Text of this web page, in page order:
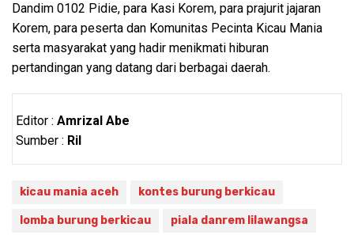
Dandim 0102 Pidie, para Kasi Korem, para prajurit jajaran
Korem, para peserta dan Komunitas Pecinta Kicau Mania
serta masyarakat yang hadir menikmati hiburan
pertandingan yang datang dari berbagai daerah.
Editor : Amrizal Abe
Sumber : Ril
kicau mania aceh kontes burung berkicau
lomba burung berkicau piala danrem lilawangsa